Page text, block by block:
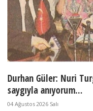
Durhan Güler: Nuri
saygıyla anıyorum...
04 Ağustos 2026 Salı